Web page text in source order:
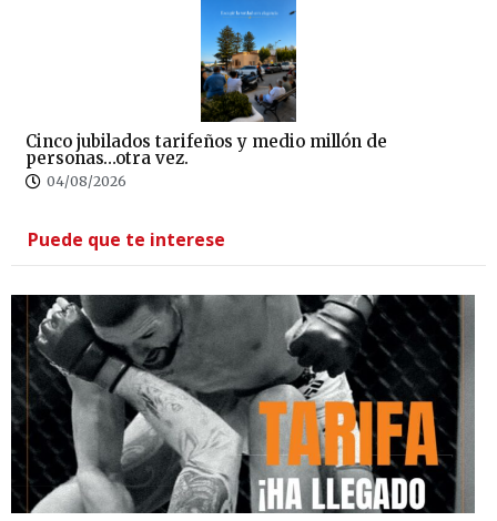
Cinco jubilados tarifeños y medio millón de
personas…otra vez.
04/08/2026
Puede que te interese